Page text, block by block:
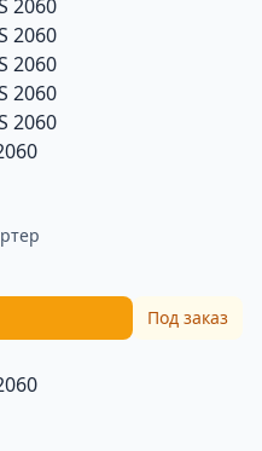
Под заказ